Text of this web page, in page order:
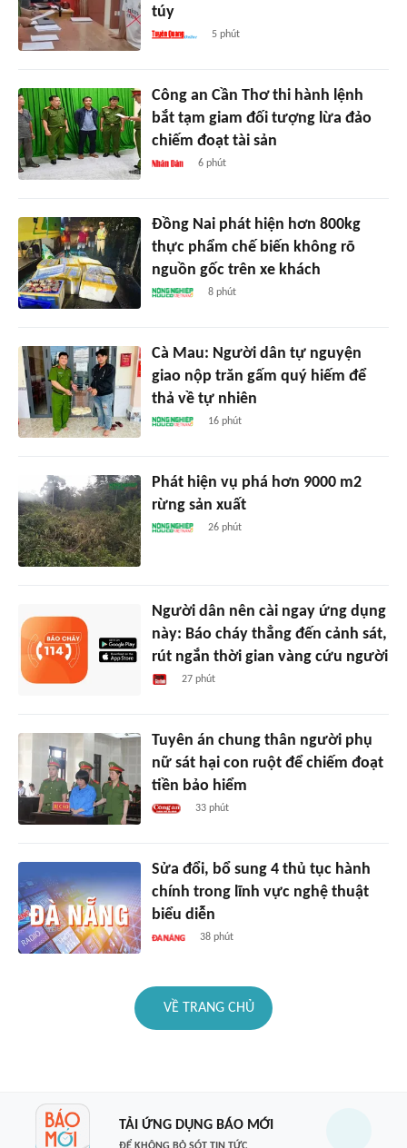
túy
5 phút
Công an Cần Thơ thi hành lệnh
bắt tạm giam đối tượng lừa đảo
chiếm đoạt tài sản
6 phút
Đồng Nai phát hiện hơn 800kg
thực phẩm chế biến không rõ
nguồn gốc trên xe khách
8 phút
Cà Mau: Người dân tự nguyện
giao nộp trăn gấm quý hiếm để
thả về tự nhiên
16 phút
Phát hiện vụ phá hơn 9000 m2
rừng sản xuất
26 phút
Người dân nên cài ngay ứng dụng
này: Báo cháy thẳng đến cảnh sát,
rút ngắn thời gian vàng cứu người
27 phút
Tuyên án chung thân người phụ
nữ sát hại con ruột để chiếm đoạt
tiền bảo hiểm
33 phút
Sửa đổi, bổ sung 4 thủ tục hành
chính trong lĩnh vực nghệ thuật
biểu diễn
38 phút
VỀ TRANG CHỦ
TẢI ỨNG DỤNG BÁO MỚI